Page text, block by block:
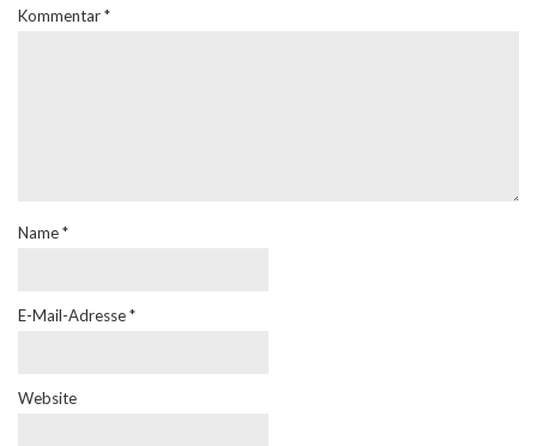
Kommentar*
Name*
E-Mail-Adresse*
Website